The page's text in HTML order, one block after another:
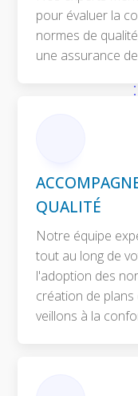
pour évaluer la
normes de
une assurance
QUALITÉ
Notre équipe
tout au long de
l'adoption des
création de
veillons à la